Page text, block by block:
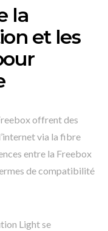
la
et les
offrent des
via la fibre
entre la Freebox
de compatibilité
Light se